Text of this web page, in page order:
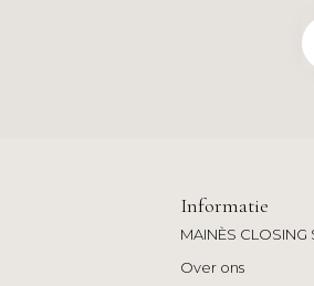
Informatie
MAINÈS CLOSING
Over ons